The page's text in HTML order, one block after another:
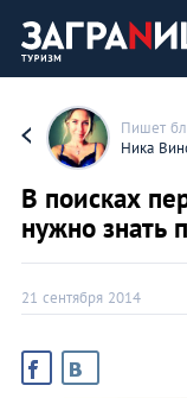
Пишет
Ника
В поисках
нужно знать
21 сентября 2014